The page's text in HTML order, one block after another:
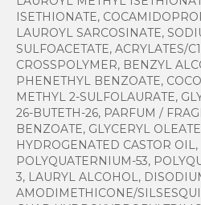
ISETHIONATE,
LAUROYL SARCOSINATE,
SULFOACETATE, ACRYLATES/
CROSSPOLYMER, BENZYL
PHENETHYL BENZOATE,
METHYL 2-SULFOLAURATE,
26-BUTETH-26, PARFUM /
BENZOATE, GLYCERYL
HYDROGENATED CASTOR
POLYQUATERNIUM-53,
3, LAURYL ALCOHOL,
AMODIMETHICONE/